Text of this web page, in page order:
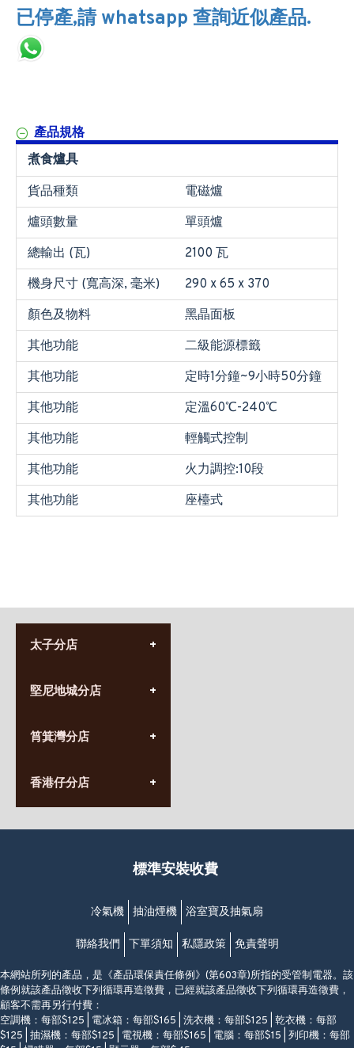
已停產,請 whatsapp 查詢近似產品.
產品規格
煮食爐具
貨品種類
電磁爐
爐頭數量
單頭爐
總輸出 (瓦)
2100 瓦
機身尺寸 (寬高深, 毫米)
290 x 65 x 370
顏色及物料
黑晶面板
其他功能
二級能源標籤
其他功能
定時1分鐘~9小時50分鐘
其他功能
定溫60℃-240℃
其他功能
輕觸式控制
其他功能
火力調控:10段
其他功能
座檯式
太子分店
營業時間:
九龍太子太子道西141號
堅尼地城分店
營業時間:
香港堅尼地城卑路乍街
(堅尼地城地鐵站B出口)
筲箕灣分店
營業時間:
(10:00am-20:30pm)
香港仔分店
營業時間:
香港香港仔成都道20-28號
(黃竹坑地鐵站轉4M專線小巴)
標準安裝收費
冷氣機 抽油煙機 浴室寶及抽氣扇
聯絡我們 下單須知 私隱政策 免責聲明
本網站所列的產品，是《產品環保責任條例》(第603章)所指的受管制電器。該
條例就該產品徵收下列循環再造徵費，已經就該產品徵收下列循環再造徵費，
顧客不需再另行付費：
空調機：每部$125 | 電冰箱：每部$165 | 洗衣機：每部$125 | 乾衣機：每部
$125 | 抽濕機：每部$125 | 電視機：每部$165 | 電腦：每部$15 | 列印機：每部